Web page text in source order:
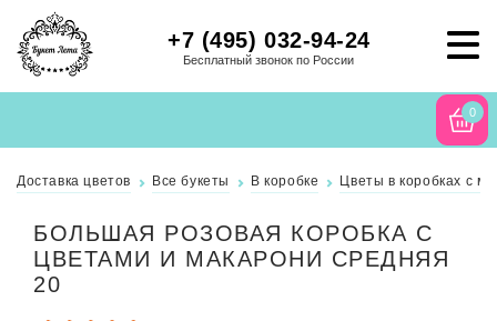
+7 (495) 032-94-24
Бесплатный звонок по России
0
Доставка цветов Все букеты В коробке Цветы в коробках с
БОЛЬШАЯ РОЗОВАЯ КОРОБКА С
ЦВЕТАМИ И МАКАРОНИ СРЕДНЯЯ
20